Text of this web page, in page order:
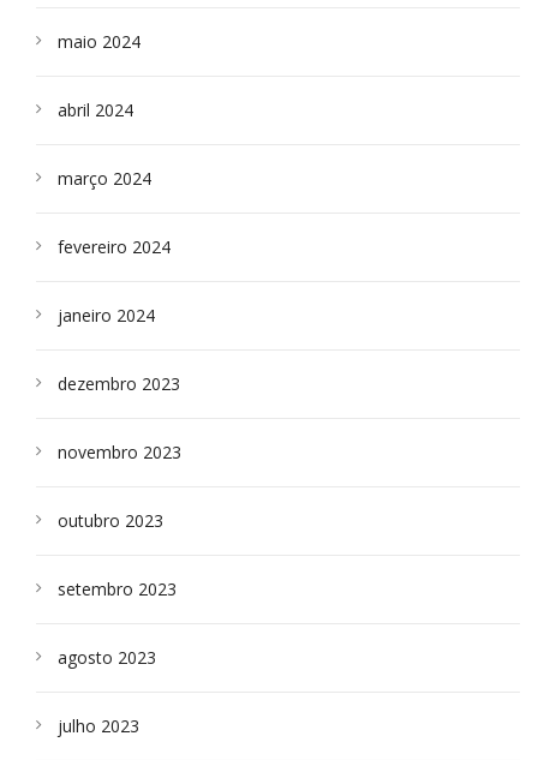
maio 2024
abril 2024
março 2024
fevereiro 2024
janeiro 2024
dezembro 2023
novembro 2023
outubro 2023
setembro 2023
agosto 2023
julho 2023